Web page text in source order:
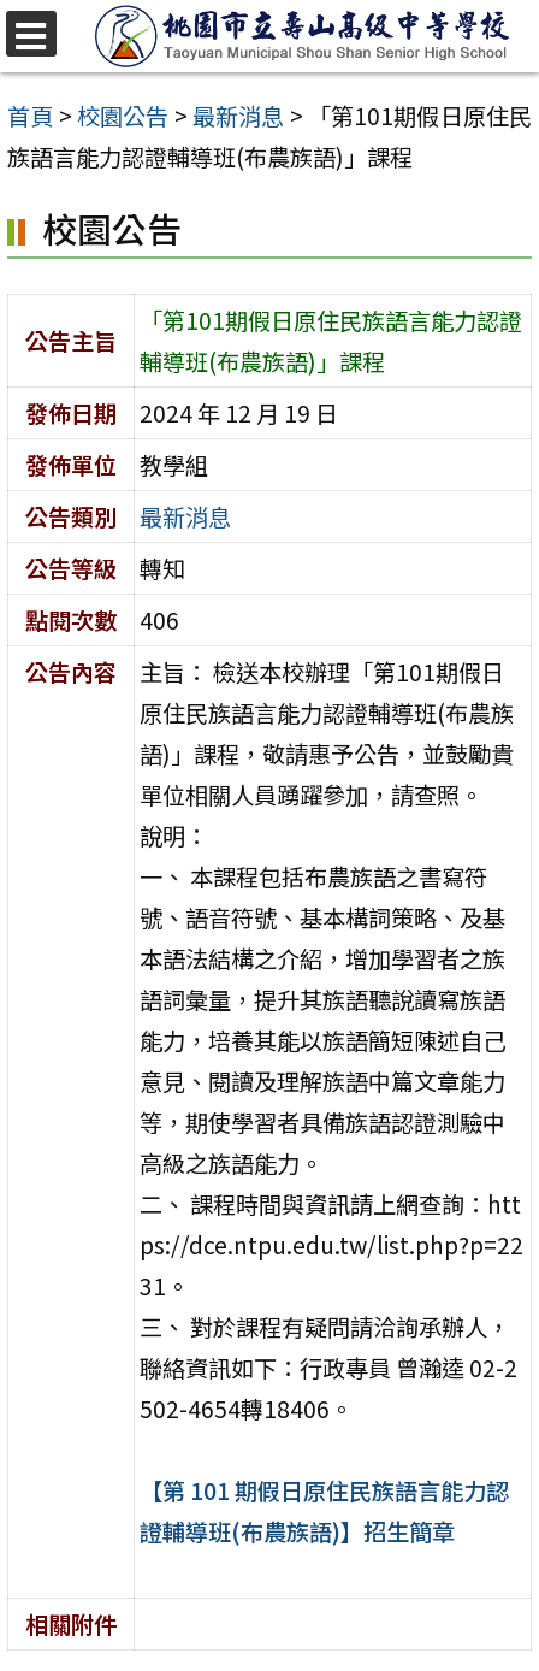
跳
至
主
要
容
區
首頁 >校園公告 >最新消息 >
「第101期假日原住民
族語言能力認證輔導班(布農族語)」課程
校園公告
公告主旨
「第101期假日原住民族語言能力認證
輔導班(布農族語)」課程
發佈日期
2024 年 12 月 19 日
發佈單位
教學組
公告類別
最新消息
公告等級
轉知
點閱次數
406
公告內容
主旨： 檢送本校辦理「第101期假日
原住民族語言能力認證輔導班(布農族
語)」課程，敬請惠予公告，並鼓勵貴
單位相關人員踴躍參加，請查照。
說明：
一、 本課程包括布農族語之書寫符
號、語音符號、基本構詞策略、及基
本語法結構之介紹，增加學習者之族
語詞彙量，提升其族語聽說讀寫族語
能力，培養其能以族語簡短陳述自己
意見、閱讀及理解族語中篇文章能力
等，期使學習者具備族語認證測驗中
高級之族語能力。
二、 課程時間與資訊請上網查詢：htt
ps://dce.ntpu.edu.tw/list.php?p=22
31。
三、 對於課程有疑問請洽詢承辦人，
聯絡資訊如下：行政專員 曾瀚逵 02-2
502-4654轉18406。
【第 101 期假日原住民族語言能力認
證輔導班(布農族語)】招生簡章
相關附件
選
單